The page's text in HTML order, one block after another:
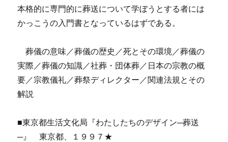
本格的に専門的に葬送について学ぼうとする者には
かっこうの入門書となっているはずである。
葬儀の意味／葬儀の歴史／死とその環境／葬儀の
実際／葬儀の知識／社葬・団体葬／日本の宗教の概
要／宗教儀礼／葬祭ディレクター／関連法規とその
解説
■東京都生活文化局『わたしたちのデザイン─葬送
─』 東京都、１９９７★